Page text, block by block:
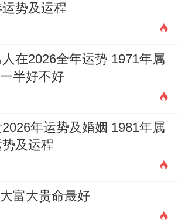
造温馨氛围...
着是安心居住的基础。
能为入住新家增添不少仪式
点燃的香炉、蜡烛或厨房炉
宅，标记将兴旺之气引入，
势及运程
在2026全年运势 1971年属
半好不好
年运势及婚姻 1981年属
及运程
富大贵命最好